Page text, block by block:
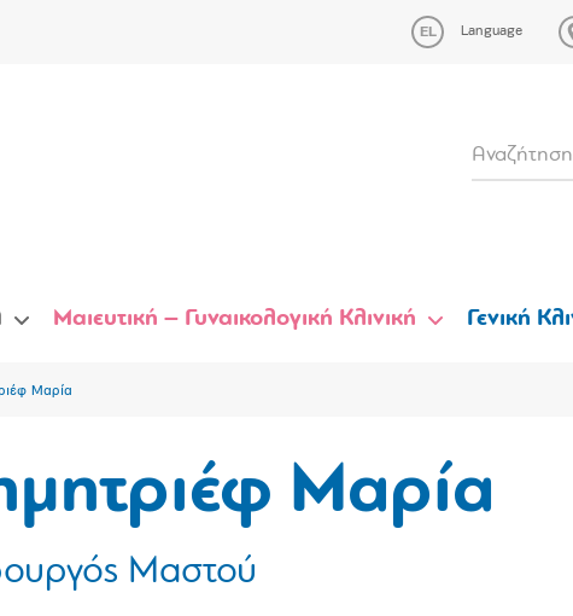
Language
Μαιευτική – Γυναικολογική Κλινική Γενική
Μαρία
Μαρία
Μαστού